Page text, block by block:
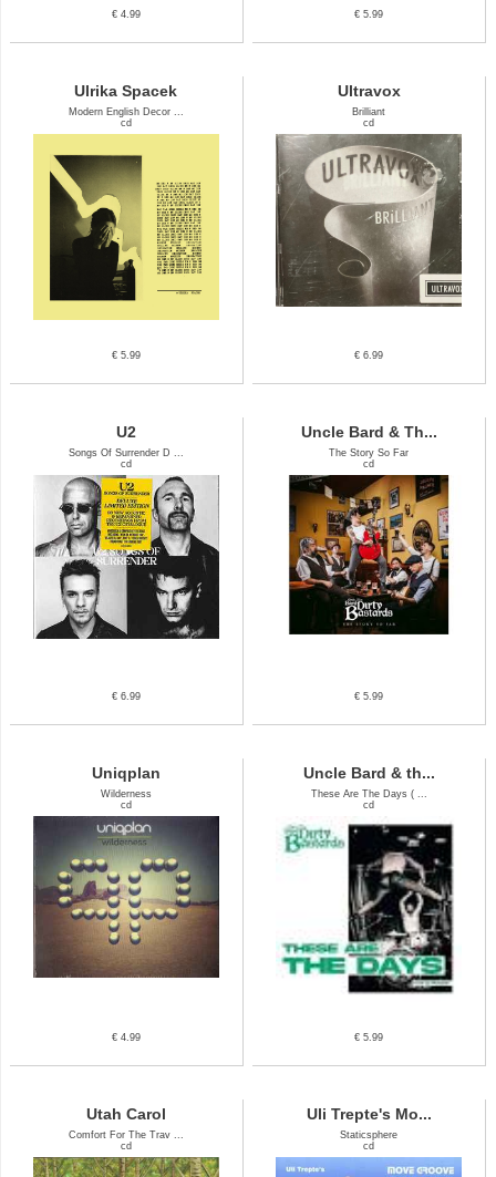
€ 4.99 € 5.99
Ulrika Spacek
Modern English Decor ...
cd
€ 5.99
Ultravox
Brilliant
cd
€ 6.99
U2
Songs Of Surrender D ...
cd
€ 6.99
Uncle Bard & Th...
The Story So Far
cd
€ 5.99
Uniqplan
Wilderness
cd
€ 4.99
Uncle Bard & th...
These Are The Days ( ...
cd
€ 5.99
Utah Carol
Comfort For The Trav ...
cd
Uli Trepte's Mo...
Staticsphere
cd